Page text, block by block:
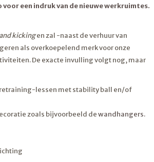
een indruk van de nieuwe werkruimtes.
kickingen zal -naast de verhuur van
als overkoepelend merk voor onze
De exacte invulling volgt nog, maar
lessen met stability ball en/of
zoals bijvoorbeeld dewandhangers.